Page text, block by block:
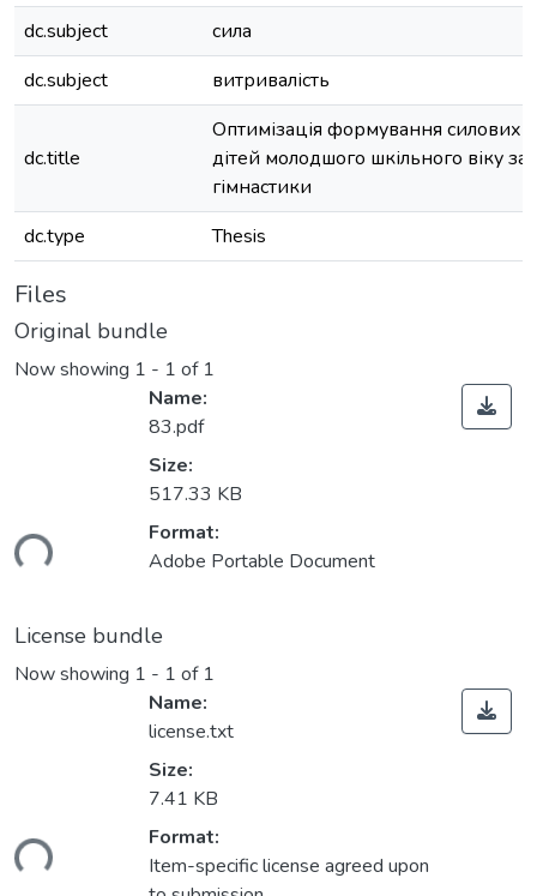
dc.subject
сила
dc.subject
витривалість
dc.title
Оптимізація формування силових
дітей молодшого шкільного віку
гімнастики
dc.type
Thesis
Files
Original bundle
Now showing 1 - 1 of 1
Name:
83.pdf
Size:
517.33 KB
Format:
Adobe Portable Document
License bundle
Now showing 1 - 1 of 1
Name:
license.txt
Size:
7.41 KB
Format:
Item-specific license agreed upon